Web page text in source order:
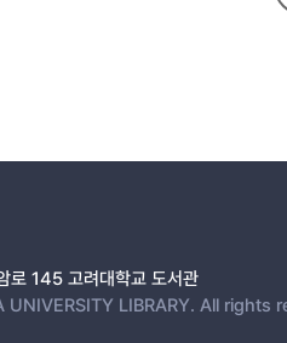
로 145 고려대학교 도서관
LIBRARY. All rights